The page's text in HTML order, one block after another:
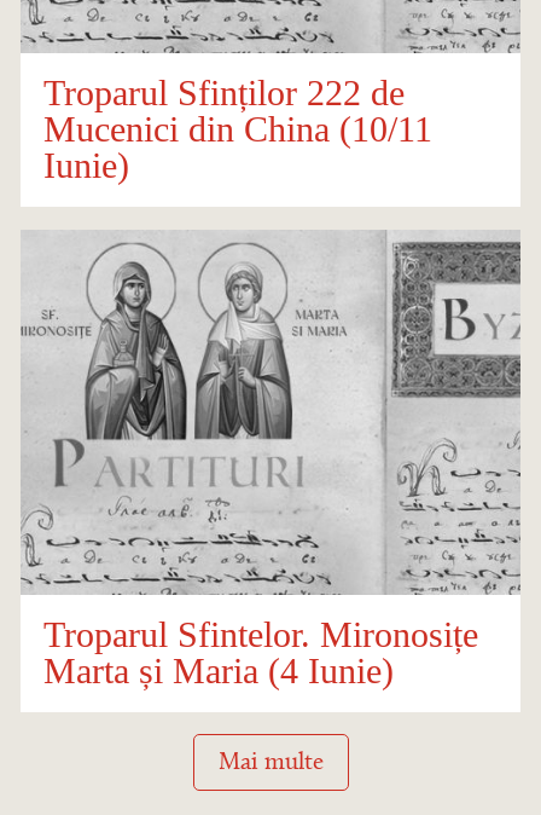
Troparul Sfinților 222 de
Mucenici din China (10/11
Iunie)
Troparul Sfintelor. Mironosițe
Marta și Maria (4 Iunie)
Mai multe